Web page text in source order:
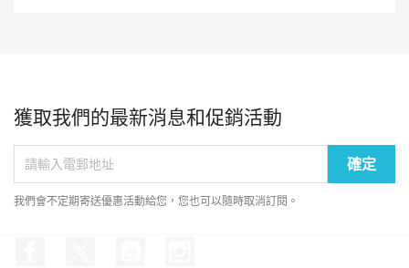
獲取我們的最新消息和促銷活動
我們會不定期寄送優惠活動給您，您也可以隨時取消訂閱。